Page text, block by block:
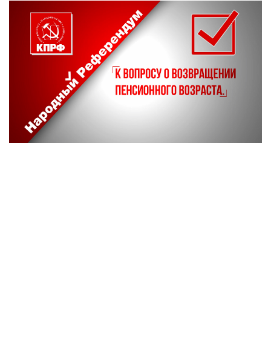
ПАРТИЙНАЯ ПЕЧАТЬ
ПАРТИЙНАЯ ЖИЗНЬ
МЕСТНЫЕ ОТДЕЛЕНИЯ
КПРФ ПРОФ